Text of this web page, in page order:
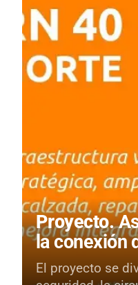
Proyecto.
la conexión
El proyecto se